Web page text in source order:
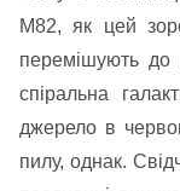
М82, як цей
перемішують до
спіральна
джерело в
пилу, однак.